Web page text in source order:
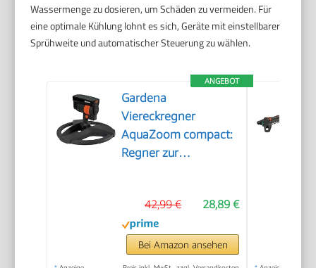
Wassermenge zu dosieren, um Schäden zu vermeiden. Für
eine optimale Kühlung lohnt es sich, Geräte mit einstellbarer
Sprühweite und automatischer Steuerung zu wählen.
ANGEBOT
Gardena
Viereckregner
AquaZoom compact:
Regner zur
216 m², Reichweite 3-
18 m, Sprengweite 3-
12 m, integrierter
Innenfilter (18708-
28,89 €
42,99 €
Bei Amazon ansehen